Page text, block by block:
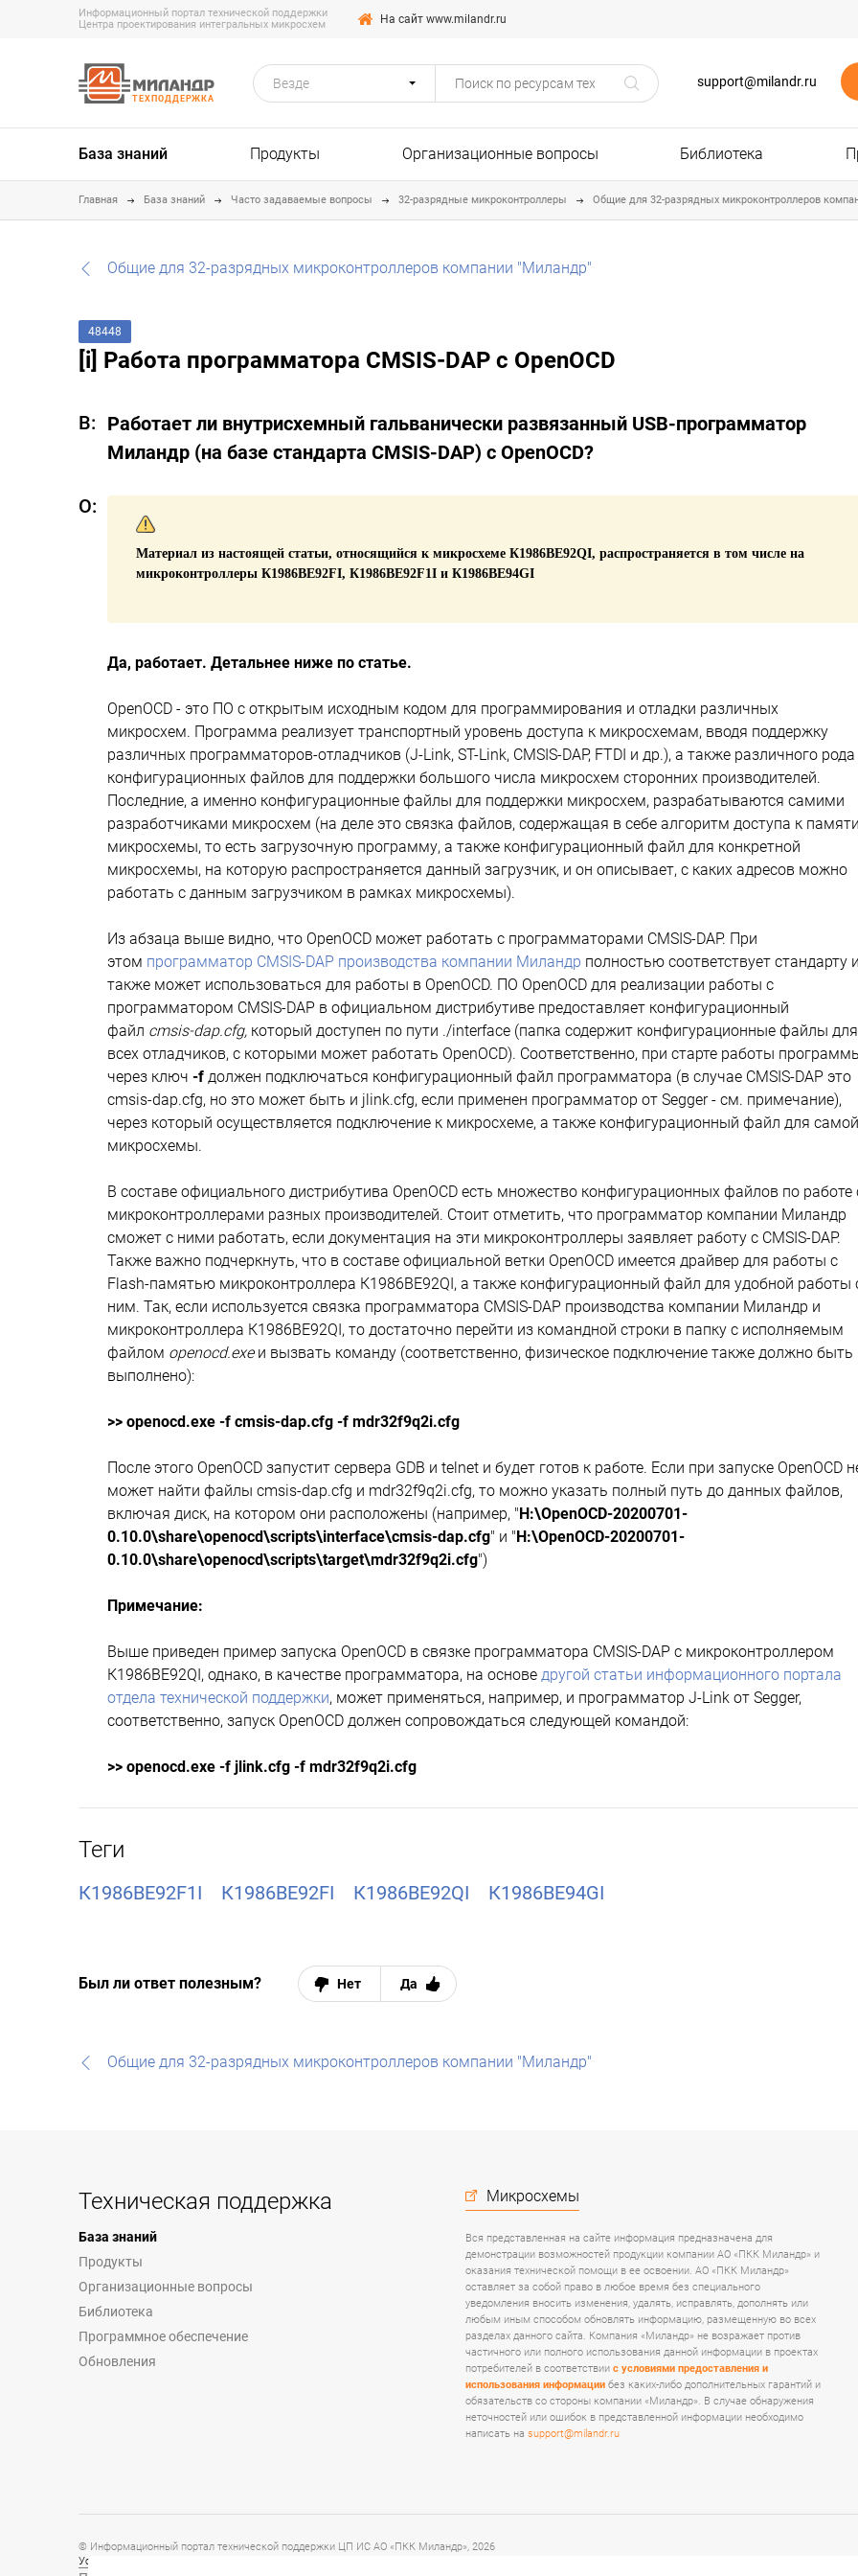
Информационный портал технической поддержки
Центра проектирования интегральных микросхем
На сайт www.milandr.ru
ТЕХПОДДЕРЖКА
Везде support@milandr.ru
База знаний Продукты Организационные вопросы Библиотека
Главная База знаний Часто задаваемые вопросы 32-разрядные микроконтроллеры Общие для 32-разрядных микроконтроллеров
Общие для 32-разрядных микроконтроллеров компании "Миландр"
48448
[i] Работа программатора CMSIS-DAP с OpenOCD
Работает ли внутрисхемный гальванически развязанный USB-программатор
Миландр (на базе стандарта CMSIS-DAP) с OpenOCD?
Материал из настоящей статьи, относящийся к микросхеме К1986ВЕ92QI, распространяется в том числе на
микроконтроллеры К1986ВЕ92FI, К1986ВЕ92F1I и К1986ВЕ94GI
Да, работает. Детальнее ниже по статье.
OpenOCD - это ПО с открытым исходным кодом для программирования и отладки различных
микросхем. Программа реализует транспортный уровень доступа к микросхемам, вводя поддержку
различных программаторов-отладчиков (J-Link, ST-Link, CMSIS-DAP, FTDI и др.), а также различного рода
конфигурационных файлов для поддержки большого числа микросхем сторонних производителей.
Последние, а именно конфигурационные файлы для поддержки микросхем, разрабатываются самими
разработчиками микросхем (на деле это связка файлов, содержащая в себе алгоритм доступа к памяти
микросхемы, то есть загрузочную программу, а также конфигурационный файл для конкретной
микросхемы, на которую распространяется данный загрузчик, и он описывает, с каких адресов можно
работать с данным загрузчиком в рамках микросхемы).
Из абзаца выше видно, что OpenOCD может работать с программаторами CMSIS-DAP. При
этом программатор CMSIS-DAP производства компании Миландр полностью соответствует стандарту и
также может использоваться для работы в OpenOCD. ПО OpenOCD для реализации работы с
программатором CMSIS-DAP в официальном дистрибутиве предоставляет конфигурационный
файл cmsis-dap.cfg, который доступен по пути ./interface (папка содержит конфигурационные файлы для
всех отладчиков, с которыми может работать OpenOCD). Соответственно, при старте работы
через ключ -f должен подключаться конфигурационный файл программатора (в случае CMSIS-DAP это
cmsis-dap.cfg, но это может быть и jlink.cfg, если применен программатор от Segger - см. примечание),
через который осуществляется подключение к микросхеме, а также конфигурационный файл для самой
микросхемы.
В составе официального дистрибутива OpenOCD есть множество конфигурационных файлов по работе
микроконтроллерами разных производителей. Стоит отметить, что программатор компании Миландр
сможет с ними работать, если документация на эти микроконтроллеры заявляет работу с CMSIS-DAP.
Также важно подчеркнуть, что в составе официальной ветки OpenOCD имеется драйвер для работы с
Flash-памятью микроконтроллера К1986ВЕ92QI, а также конфигурационный файл для удобной работы
ним. Так, если используется связка программатора CMSIS-DAP производства компании Миландр и
микроконтроллера К1986ВЕ92QI, то достаточно перейти из командной строки в папку с исполняемым
файлом openocd.exe и вызвать команду (соответственно, физическое подключение также должно быть
выполнено):
>> openocd.exe -f cmsis-dap.cfg -f mdr32f9q2i.cfg
После этого OpenOCD запустит сервера GDB и telnet и будет готов к работе. Если при запуске OpenOCD
может найти файлы cmsis-dap.cfg и mdr32f9q2i.cfg, то можно указать полный путь до данных файлов,
включая диск, на котором они расположены (например, "H:\OpenOCD-20200701-
0.10.0\share\openocd\scripts\interface\cmsis-dap.cfg" и "H:\OpenOCD-20200701-
0.10.0\share\openocd\scripts\target\mdr32f9q2i.cfg")
Примечание:
Выше приведен пример запуска OpenOCD в связке программатора CMSIS-DAP с микроконтроллером
К1986ВЕ92QI, однако, в качестве программатора, на основе другой статьи информационного портала
отдела технической поддержки, может применяться, например, и программатор J-Link от Segger,
соответственно, запуск OpenOCD должен сопровождаться следующей командой:
>> openocd.exe -f jlink.cfg -f mdr32f9q2i.cfg
Теги
К1986ВЕ92F1I К1986ВЕ92FI К1986ВЕ92QI К1986ВЕ94GI
Был ли ответ полезным? Нет Да
Общие для 32-разрядных микроконтроллеров компании "Миландр"
Техническая поддержка
База знаний
Продукты
Организационные вопросы
Библиотека
Программное обеспечение
Обновления
Микросхемы
Вся представленная на сайте информация предназначена для
демонстрации возможностей продукции компании АО «ПКК Миландр» и
оказания технической помощи в ее освоении. АО «ПКК Миландр»
оставляет за собой право в любое время без специального
уведомления вносить изменения, удалять, исправлять, дополнять или
любым иным способом обновлять информацию, размещенную во всех
разделах данного сайта. Компания «Миландр» не возражает против
частичного или полного использования данной информации в проектах
потребителей в соответствии с условиями предоставления и
использования информации без каких-либо дополнительных гарантий и
обязательств со стороны компании «Миландр». В случае обнаружения
неточностей или ошибок в представленной информации необходимо
написать на support@milandr.ru
© Информационный портал технической поддержки ЦП ИС АО «ПКК Миландр», 2026
Условия предоставления и использования информации